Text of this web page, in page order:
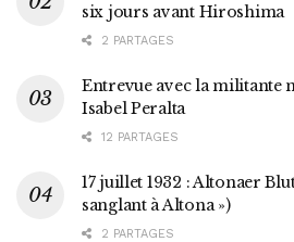
six jours avant Hiroshima
2 PARTAGES
Entrevue avec la militante
Isabel Peralta
12 PARTAGES
17 juillet 1932 : Altonaer
sanglant à Altona »)
2 PARTAGES